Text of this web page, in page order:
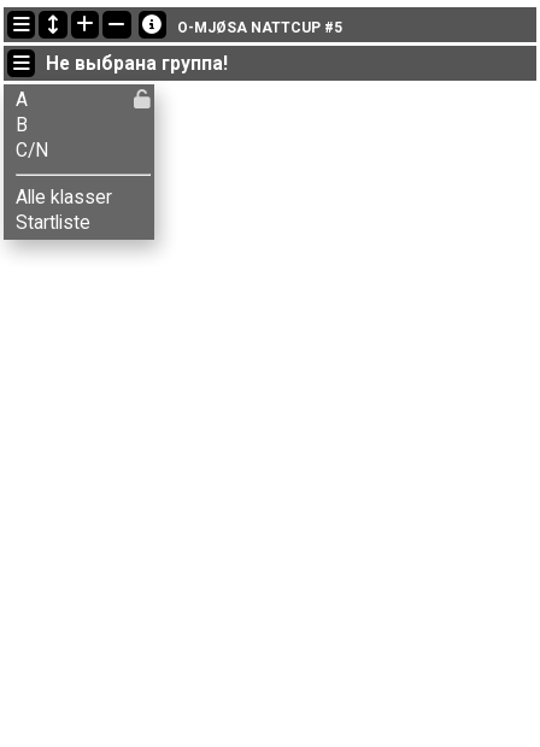
Последние обновления
17:14:59: Erik Haugen (B) финишировал с результатом 33:27 (1)
17:14:59: Kenneth Bilstad (A) финишировал с результатом 33:56 (1)
17:14:59: Knut Wikstrøm (B) got new status: dns
O-MJØSA NATTCUP #5
Не выбрана группа!
A
B
C/N
Alle klasser
Startliste